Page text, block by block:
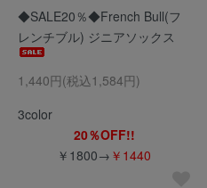
◆SALE20％◆French Bull(フ
レンチブル) ジニアソックス
1,440円(税込1,584円)
3color
20％OFF!!
￥1800→ ￥1440